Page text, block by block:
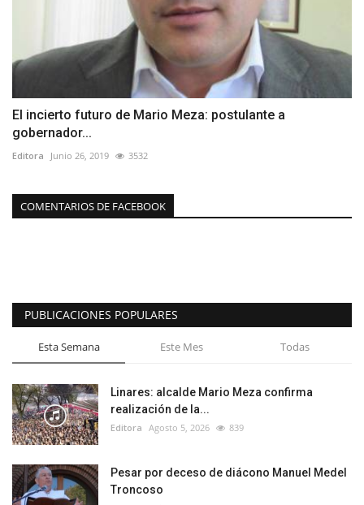
El incierto futuro de Mario Meza: postulante a
gobernador...
Editora Junio 26, 2019 3532
COMENTARIOS DE FACEBOOK
PUBLICACIONES POPULARES
Esta Semana Este Mes Todas
Linares: alcalde Mario Meza confirma
realización de la...
Editora Agosto 5, 2026 839
Pesar por deceso de diácono Manuel Medel
Troncoso